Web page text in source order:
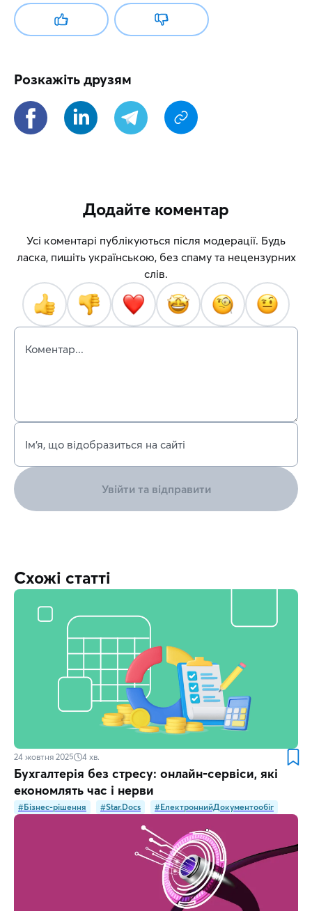
Розкажіть друзям
Додайте коментар
Усі коментарі публікуються після модерації. Будь
ласка, пишіть українською, без спаму та нецензурних
слів.
Коментар...
Ім’я, що відобразиться на сайті
Увійти та відправити
Схожі статті
24 жовтня 2025 4 хв.
Бухгалтерія без стресу: онлайн-сервіси, які
економлять час і нерви
#Бізнес-рішення #Star.Docs #ЕлектроннийДокументообіг